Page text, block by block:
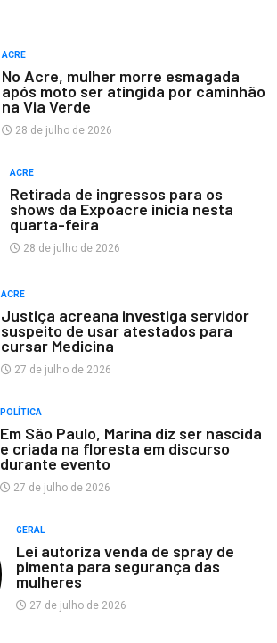
ACRE
No Acre, mulher morre esmagada
após moto ser atingida por caminhão
na Via Verde
28 de julho de 2026
ACRE
Retirada de ingressos para os
shows da Expoacre inicia nesta
quarta-feira
28 de julho de 2026
ACRE
Justiça acreana investiga servidor
suspeito de usar atestados para
cursar Medicina
27 de julho de 2026
POLÍTICA
Em São Paulo, Marina diz ser nascida
e criada na floresta em discurso
durante evento
27 de julho de 2026
GERAL
Lei autoriza venda de spray de
pimenta para segurança das
mulheres
27 de julho de 2026